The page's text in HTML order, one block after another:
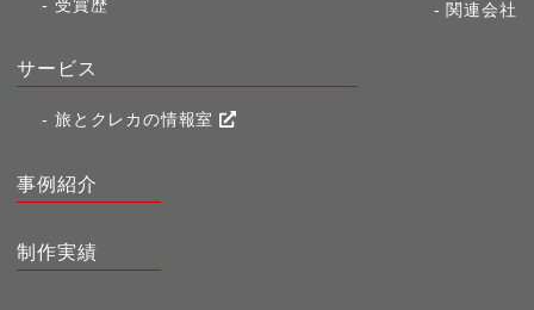
受賞歴
サービス
旅とクレカの情報室
関連会社
事例紹介
制作実績